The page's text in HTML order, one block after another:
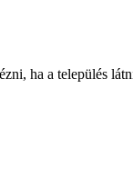
ha a település